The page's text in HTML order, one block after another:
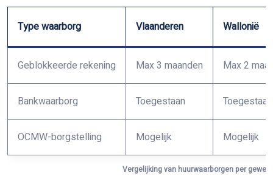
Vergelijking van huurwaarborgen per gewest
Type waarborg Vlaanderen Wallonië
Geblokkeerde rekening Max 3 maanden Max 2
Bankwaarborg Toegestaan Toegestaan
OCMW-borgstelling Mogelijk Mogelijk